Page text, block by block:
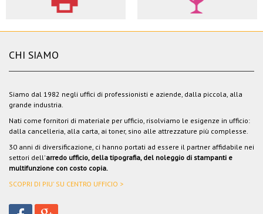
CHI SIAMO
Siamo dal 1982 negli uffici di professionisti e aziende, dalla piccola, alla
grande industria.
Nati come fornitori di materiale per ufficio, risolviamo le esigenze in ufficio:
dalla cancelleria, alla carta, ai toner, sino alle attrezzature più complesse.
30 anni di diversificazione, ci hanno portati ad essere il partner affidabile nei
settori dell'arredo ufficio, della tipografia, del noleggio di stampanti e
multifunzione con costo copia.
SCOPRI DI PIU' SU CENTRO UFFICIO >